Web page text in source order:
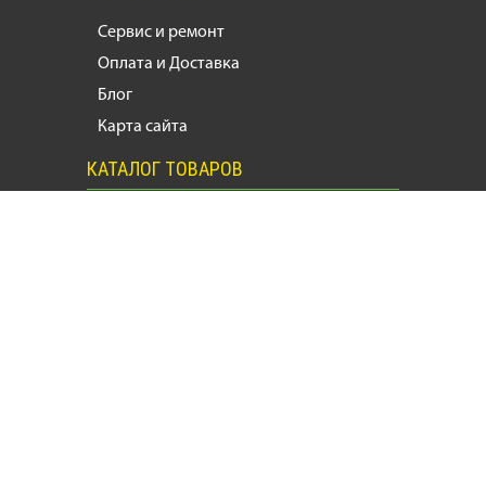
Сервис и ремонт
Оплата и Доставка
Блог
Карта сайта
КАТАЛОГ ТОВАРОВ